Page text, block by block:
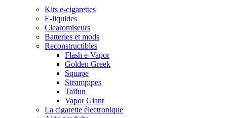
Kits e-cigarettes
E-liquides
Clearomiseurs
Batteries et mods
Reconstructibles
Flash e-Vapor
Golden Greek
Squape
Steampipes
Taifun
Vapor Giant
La cigarette électronique